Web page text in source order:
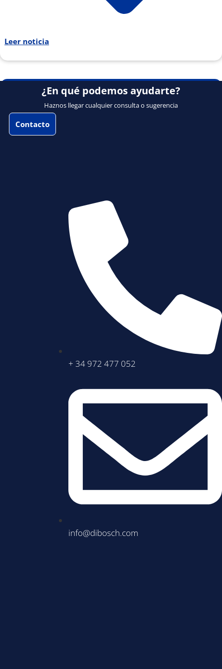
Leer noticia
¿En qué podemos ayudarte?
Haznos llegar cualquier consulta o sugerencia
Contacto
+ 34 972 477 052
info@dibosch.com